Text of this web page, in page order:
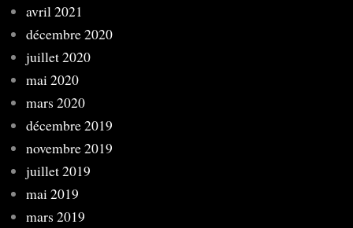
avril 2021
décembre 2020
juillet 2020
mai 2020
mars 2020
décembre 2019
novembre 2019
juillet 2019
mai 2019
mars 2019